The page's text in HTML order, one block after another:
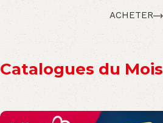
ACHETER
Catalogues du Mois